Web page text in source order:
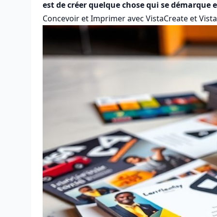
est de créer quelque chose qui se démarque
Concevoir et Imprimer avec VistaCreate et